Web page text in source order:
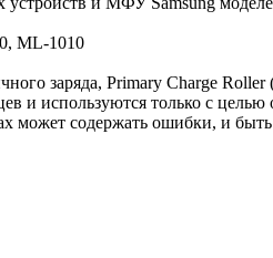
ML-1010
заряда, Primary Charge Roller
и используются только с
содержать ошибки, и